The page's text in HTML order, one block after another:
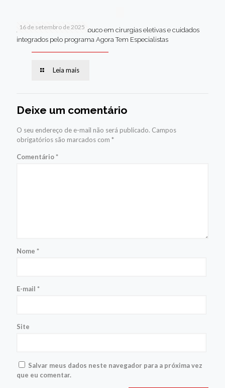
16 de setembro de 2025
Jaboatão lidera Pernambuco em cirurgias eletivas e cuidados
integrados pelo programa Agora Tem Especialistas
Leia mais
Deixe um comentário
O seu endereço de e-mail não será publicado. Campos
obrigatórios são marcados com *
Comentário*
Nome *
E-mail *
Site
Salvar meus dados neste navegador para a próxima vez
que eu comentar.